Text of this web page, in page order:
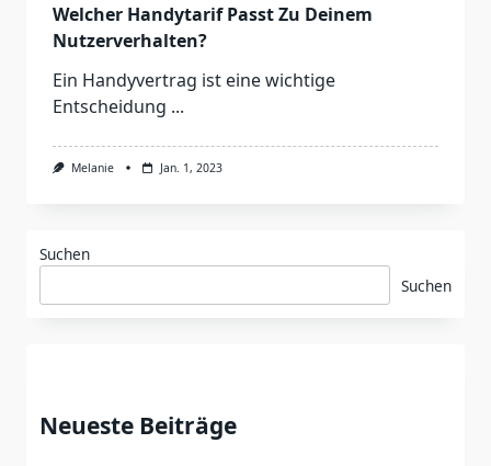
Welcher Handytarif Passt Zu Deinem
Nutzerverhalten?
Ein Handyvertrag ist eine wichtige
Entscheidung ...
Melanie Jan. 1, 2023
Suchen
Suchen
Neueste Beiträge